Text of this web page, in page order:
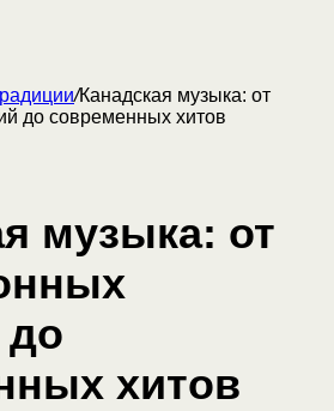
/Канадская музыка: от
до современных хитов
музыка: от
хитов